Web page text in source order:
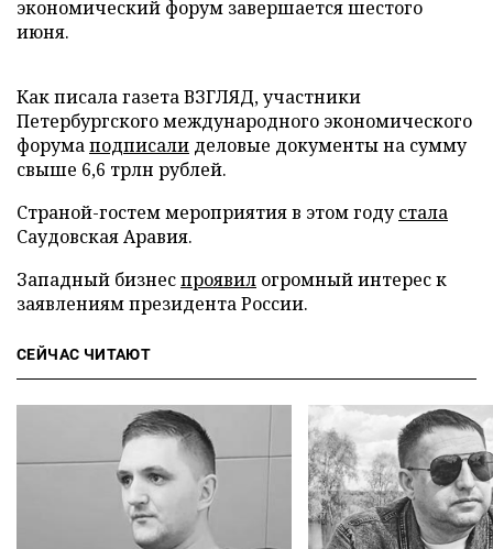
экономический форум завершается шестого
июня.
Как писала газета ВЗГЛЯД, участники
Петербургского международного экономического
форумаподписали деловые документы на сумму
свыше 6,6 трлн рублей.
Страной-гостем мероприятия в этом годустала
Саудовская Аравия.
Западный бизнеспроявил огромный интерес к
заявлениям президента России.
СЕЙЧАС ЧИТАЮТ